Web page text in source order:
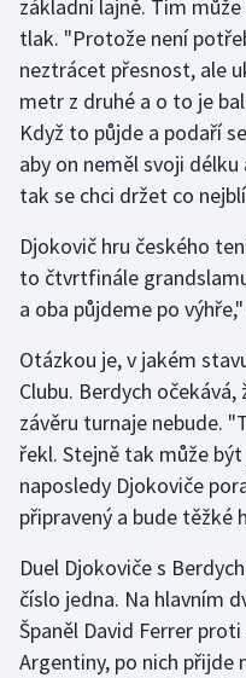
Stolní tenis
Triatlon
Veslování
Vodní slalom
Volejbal
Ostatní
základní lajně. Tím
tlak. "Protože není
neztrácet přesnost, ale
metr z druhé a o to je
Když to půjde a podaří
aby on neměl svoji
tak se chci držet co
Djokovič hru českého
to čtvrtfinále
a oba půjdeme po
Otázkou je, v jakém
Clubu. Berdych
závěru turnaje nebude.
řekl. Stejně tak může
naposledy Djokoviče
připravený a bude těžké
Duel Djokoviče s
číslo jedna. Na hlavním
Španěl David Ferrer
Argentiny, po nich